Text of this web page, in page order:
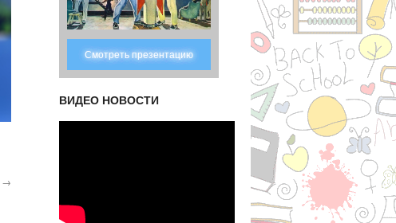
→
Смотреть презентацию
ВИДЕО НОВОСТИ